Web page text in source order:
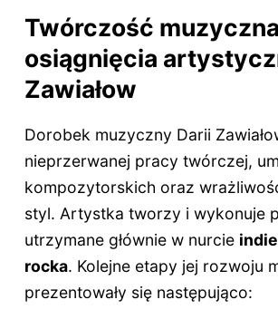
Twórczość
osiągnięcia
Zawiałow
Dorobek muzyczny Darii
nieprzerwanej pracy twórczej,
kompozytorskich oraz
styl. Artystka tworzy i wykonuje
utrzymane głównie w nurcie
rocka. Kolejne etapy jej rozwoju
prezentowały się następująco: